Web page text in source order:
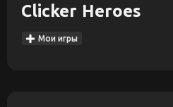
Clicker Heroes
Мои игры